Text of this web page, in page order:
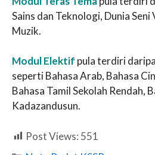
Sains dan Teknologi, Dunia Seni
Muzik.
Modul Elektif pula terdiri
seperti Bahasa Arab, Bahasa
Bahasa Tamil Sekolah Rendah,
Kadazandusun.
Post Views: 551